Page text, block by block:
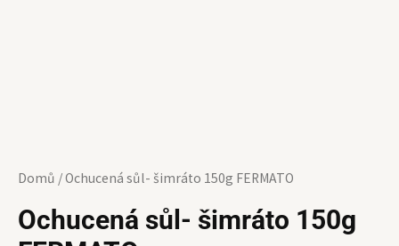
Domů / Ochucená sůl- šimráto 150g FERMATO
Ochucená sůl- šimráto 150g